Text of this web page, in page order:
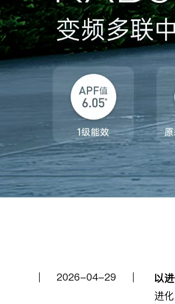
2026-04-29
以
进